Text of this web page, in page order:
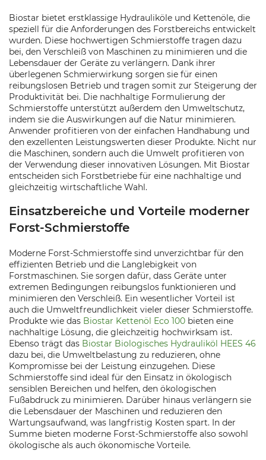
Biostar bietet erstklassige Hydrauliköle und Kettenöle, die
speziell für die Anforderungen des Forstbereichs entwickelt
wurden. Diese hochwertigen Schmierstoffe tragen dazu
bei, den Verschleiß von Maschinen zu minimieren und die
Lebensdauer der Geräte zu verlängern. Dank ihrer
überlegenen Schmierwirkung sorgen sie für einen
reibungslosen Betrieb und tragen somit zur Steigerung der
Produktivität bei. Die nachhaltige Formulierung der
Schmierstoffe unterstützt außerdem den Umweltschutz,
indem sie die Auswirkungen auf die Natur minimieren.
Anwender profitieren von der einfachen Handhabung und
den exzellenten Leistungswerten dieser Produkte. Nicht nur
die Maschinen, sondern auch die Umwelt profitieren von
der Verwendung dieser innovativen Lösungen. Mit Biostar
entscheiden sich Forstbetriebe für eine nachhaltige und
gleichzeitig wirtschaftliche Wahl.
Einsatzbereiche und Vorteile moderner
Forst-Schmierstoffe
Moderne Forst-Schmierstoffe sind unverzichtbar für den
effizienten Betrieb und die Langlebigkeit von
Forstmaschinen. Sie sorgen dafür, dass Geräte unter
extremen Bedingungen reibungslos funktionieren und
minimieren den Verschleiß. Ein wesentlicher Vorteil ist
auch die Umweltfreundlichkeit vieler dieser Schmierstoffe.
Produkte wie das Biostar Kettenöl Eco 100 bieten eine
nachhaltige Lösung, die gleichzeitig hochwirksam ist.
Ebenso trägt das Biostar Biologisches Hydrauliköl HEES 46
dazu bei, die Umweltbelastung zu reduzieren, ohne
Kompromisse bei der Leistung einzugehen. Diese
Schmierstoffe sind ideal für den Einsatz in ökologisch
sensiblen Bereichen und helfen, den ökologischen
Fußabdruck zu minimieren. Darüber hinaus verlängern sie
die Lebensdauer der Maschinen und reduzieren den
Wartungsaufwand, was langfristig Kosten spart. In der
Summe bieten moderne Forst-Schmierstoffe also sowohl
ökologische als auch ökonomische Vorteile.